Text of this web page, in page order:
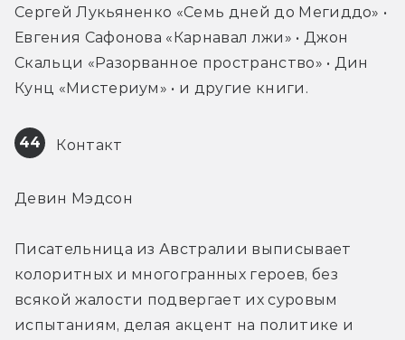
Сергей Лукьяненко «Семь дней до Мегиддо» •
Евгения Сафонова «Карнавал лжи» • Джон
Скальци «Разорванное пространство» • Дин
Кунц «Мистериум» • и другие книги.
44 Контакт
Девин Мэдсон
Писательница из Австралии выписывает
колоритных и многогранных героев, без
всякой жалости подвергает их суровым
испытаниям, делая акцент на политике и